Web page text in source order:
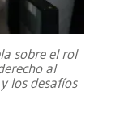
sobre el rol
al
los desafíos